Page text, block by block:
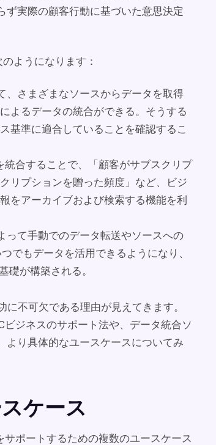
ず実際の顧客行動に基づいた意思決定
ようになります：
、さまざまなソースからデータを取得
よるデータの統合ができる。そうする
基準に適合していることを確認するこ
統合することで、「顧客がサブスクリプ
リプションを贈った頻度」など、ビジ
をアーカイブおよび検索する機能を利
って手動でのデータ転送やソースへの
でもデータを活用できるようになり、
礎が構築される。
に不可欠である理由が見えてきます。
ジネスのサポート法や、データ統合ソ
より具体的なユースケースについてみ
ケース
ポートするための複数のユースケース